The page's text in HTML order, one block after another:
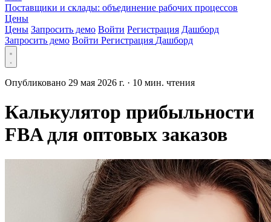
Поставщики и склады: объединение рабочих процессов
Цены
Цены Запросить демо Войти Регистрация Дашборд
Запросить демо Войти Регистрация Дашборд
Опубликовано 29 мая 2026 г. · 10 мин. чтения
Калькулятор прибыльности
FBA для оптовых заказов